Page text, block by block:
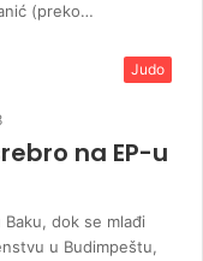
(preko…
Judo
na EP-u
dok se mlađi
u Budimpeštu,